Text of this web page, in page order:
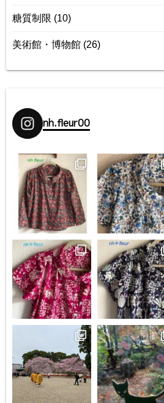
糖質制限 (10)
美術館・博物館 (26)
nh.fleur00